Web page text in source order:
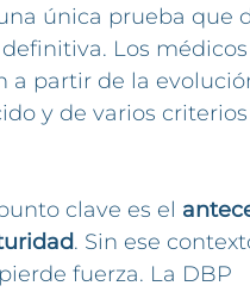
única prueba que
Los
a partir de la
y de varios
clave es el
. Sin ese
fuerza. La DBP